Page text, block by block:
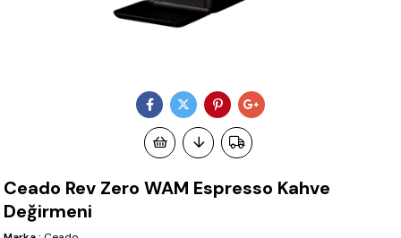
Ceado Rev Zero WAM Espresso Kahve
Değirmeni